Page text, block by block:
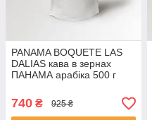
PANAMA BOQUETE LAS
DALIAS кава в зернах
ПАНАМА арабіка 500 г
Моносорт
740 ₴ 925 ₴